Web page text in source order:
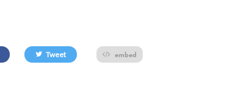
Tweet embed